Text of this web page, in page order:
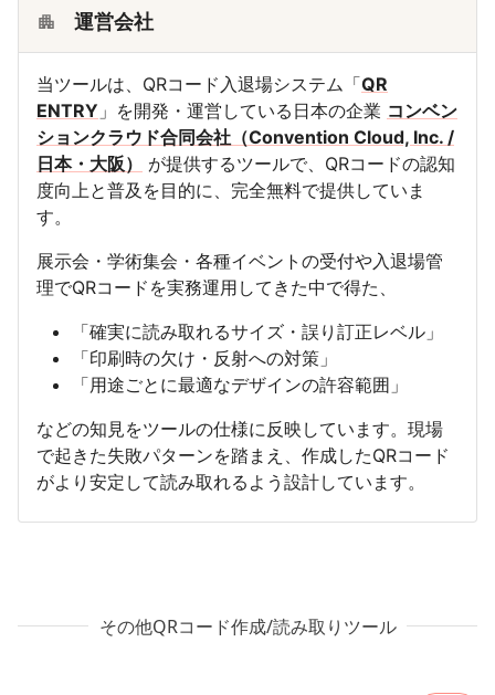
運営会社
当ツールは、QRコード入退場システム「QR
ENTRY 」を開発・運営している日本の企業 コンベン
ションクラウド合同会社（Convention Cloud, Inc. /
日本・大阪）
が提供するツールで、QRコードの認知
度向上と普及を目的に、完全無料で提供していま
す。
展示会・学術集会・各種イベントの受付や入退場管
理でQRコードを実務運用してきた中で得た、
「確実に読み取れるサイズ・誤り訂正レベル」
「印刷時の欠け・反射への対策」
「用途ごとに最適なデザインの許容範囲」
などの知見をツールの仕様に反映しています。現場
で起きた失敗パターンを踏まえ、作成したQRコード
がより安定して読み取れるよう設計しています。
その他QRコード作成/読み取りツール